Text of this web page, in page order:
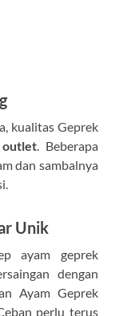
kualitas Geprek
outlet. Beberapa
dan sambalnya
Unik
ayam geprek
dengan
Ayam Geprek
perlu terus